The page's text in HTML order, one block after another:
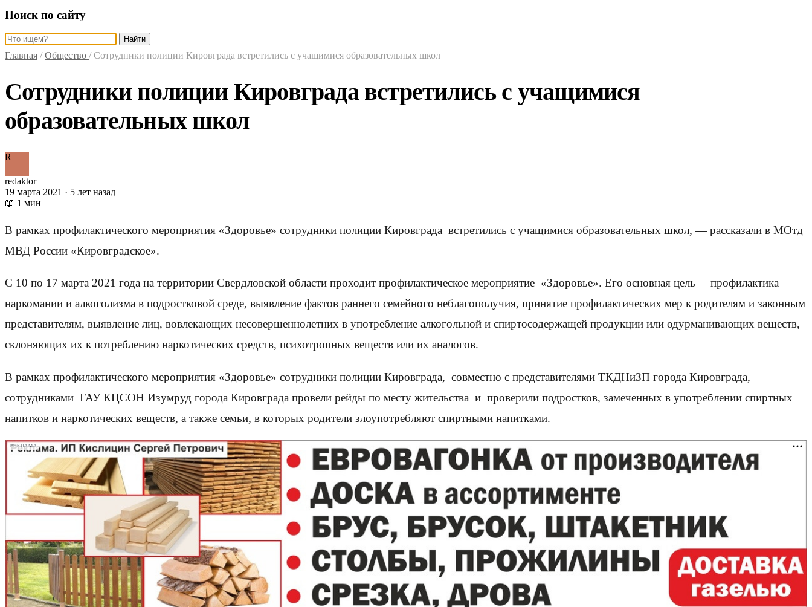
Поиск по сайту
Найти
Главная / Общество / Сотрудники полиции Кировграда встретились с учащимися образовательных школ
Сотрудники полиции Кировграда встретились с учащимися
образовательных школ
R
redaktor
19 марта 2021 · 5 лет назад
📖 1 мин
В рамках профилактического мероприятия «Здоровье» сотрудники полиции Кировграда встретились с учащимися образовательных школ, — рассказали в МОтд
МВД России «Кировградское».
С 10 по 17 марта 2021 года на территории Свердловской области проходит профилактическое мероприятие «Здоровье». Его основная цель – профилактика
наркомании и алкоголизма в подростковой среде, выявление фактов раннего семейного неблагополучия, принятие профилактических мер к родителям и законным
представителям, выявление лиц, вовлекающих несовершеннолетних в употребление алкогольной и спиртосодержащей продукции или одурманивающих веществ,
склоняющих их к потреблению наркотических средств, психотропных веществ или их аналогов.
В рамках профилактического мероприятия «Здоровье» сотрудники полиции Кировграда, совместно с представителями ТКДНиЗП города Кировграда,
сотрудниками ГАУ КЦСОН Изумруд города Кировграда провели рейды по месту жительства и проверили подростков, замеченных в употреблении спиртных
напитков и наркотических веществ, а также семьи, в которых родители злоупотребляют спиртными напитками.
РЕКЛАМА